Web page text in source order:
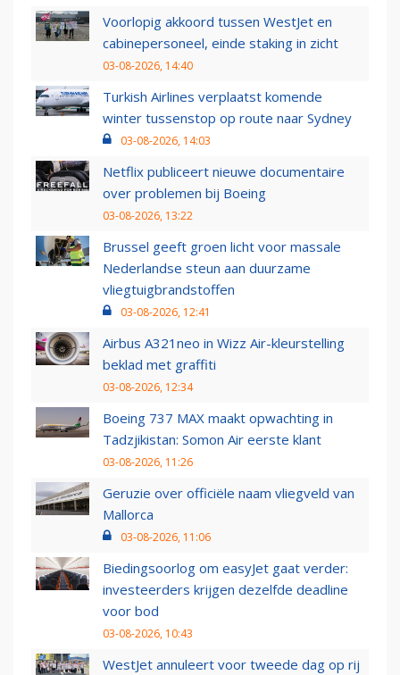
Voorlopig akkoord tussen WestJet en
cabinepersoneel, einde staking in zicht
03-08-2026, 14:40
Turkish Airlines verplaatst komende
winter tussenstop op route naar Sydney
03-08-2026, 14:03
Netflix publiceert nieuwe documentaire
over problemen bij Boeing
03-08-2026, 13:22
Brussel geeft groen licht voor massale
Nederlandse steun aan duurzame
vliegtuigbrandstoffen
03-08-2026, 12:41
Airbus A321neo in Wizz Air-kleurstelling
beklad met graffiti
03-08-2026, 12:34
Boeing 737 MAX maakt opwachting in
Tadzjikistan: Somon Air eerste klant
03-08-2026, 11:26
Geruzie over officiële naam vliegveld van
Mallorca
03-08-2026, 11:06
Biedingsoorlog om easyJet gaat verder:
investeerders krijgen dezelfde deadline
voor bod
03-08-2026, 10:43
WestJet annuleert voor tweede dag op rij